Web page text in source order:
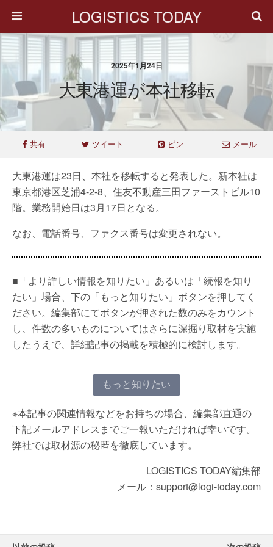
LOGISTICS TODAY
2025年1月24日
大東港運が本社移転
共有 ツイート ピン メール
大東港運は23日、本社を移転すると発表した。新本社は
東京都港区芝浦4-2-8、住友不動産三田ファーストビル10
階。業務開始日は3月17日となる。
なお、電話番号、ファクス番号は変更されない。
■「より詳しい情報を知りたい」あるいは「続報を知り
たい」場合、下の「もっと知りたい」ボタンを押してく
ださい。編集部にてボタンが押された数のみをカウント
し、件数の多いものについてはさらに深掘り取材を実施
したうえで、詳細記事の掲載を積極的に検討します。
もっと知りたい
※本記事の関連情報などをお持ちの場合、編集部直通の
下記メールアドレスまでご一報いただければ幸いです。
弊社では取材源の秘匿を徹底しています。
LOGISTICS TODAY編集部
メール：support@logi-today.com